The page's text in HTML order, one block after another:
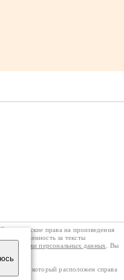
. Все авторские права на произведения
за тексты
обработки персональных данных
. Вы
который расположен справа